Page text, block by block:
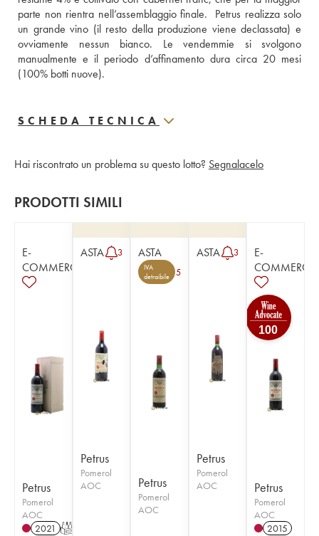
parte non rientra nell’assemblaggio finale.  Petrus realizza solo
un grande vino (il resto della produzione viene declassata) e
ovviamente nessun bianco. Le vendemmie si svolgono
manualmente e il periodo d’affinamento dura circa 20 mesi
(100% botti nuove).
SCHEDA TECNICA
Hai riscontrato un problema su questo lotto? Segnalacelo
PRODOTTI SIMILI
E-
COMMERCE
Petrus
Pomerol
AOC
2021 T
ASTA 3
Petrus
Pomerol
AOC
ASTA
IVA
detraibile
5
Petrus
Pomerol
AOC
ASTA 3
Petrus
Pomerol
AOC
E-
COMMERCE
100
Petrus
Pomerol
AOC
2015